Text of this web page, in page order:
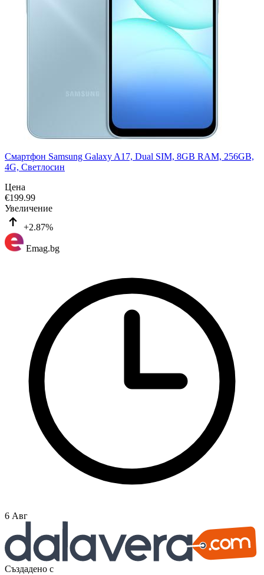
Смартфон Samsung Galaxy A17, Dual SIM, 8GB RAM, 256GB,
4G, Светлосин
Цена
€199.99
Увеличение
+2.87%
Emag.bg
6 Авг
Създадено с